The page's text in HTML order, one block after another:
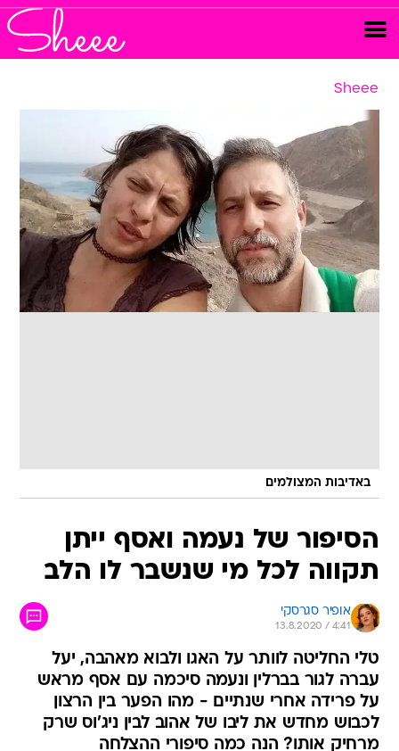
Sheee
באדיבות המצולמים
הסיפור של נעמה ואסף ייתן
תקווה לכל מי שנשבר לו הלב
אופיר סגרסקי
13.8.2020 / 4:41
טלי החליטה לוותר על האגו ולבוא מאהבה, יעל
עברה לגור בברלין ונעמה סיכמה עם אסף מראש
על פרידה אחרי שנתיים - מהו הפער בין הרצון
לכבוש מחדש את ליבו של אהוב לבין ניג'וס שרק
מרחיק אותו? הנה כמה סיפורי ההצלחה